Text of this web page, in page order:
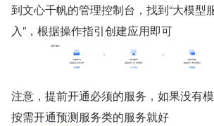
到文心千帆的管理控制台，找到“大模型
入”，根据操作指引创建应用即可
注意，提前开通必须的服务，如果没有
按需开通预测服务类的服务就好